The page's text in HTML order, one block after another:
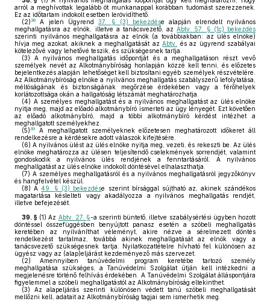
arról a meghívottak legalább öt munkanappal korábban tudomást szerezzenek.
Ez az időtartam indokolt esetben lerövidíthető.
(2)38 A jelen Ügyrend37. § (3) bekezdése alapján elrendelt nyilvános
meghallgatásra az elnök, illetve a tanácsvezető, azAbtv. 57. § (1c) bekezdés
szerinti nyilvános meghallgatásra az elnök (a továbbiakban: az ülés elnöke)
hívja meg azokat, akiknek a meghallgatását azAbtv.
és az ügyrend szabályai
kötelezővé vagy lehetővé teszik, és szükségesnek tartja.
(3) A nyilvános meghallgatás időpontját és a meghallgatáson részt vevő
személyek nevét az Alkotmánybíróság honlapján közzé kell tenni, és előzetes
bejelentkezés alapján lehetőséget kell biztosítani egyéb személyek részvételére.
Az Alkotmánybíróság elnöke a nyilvános meghallgatás szabályszerű lefolytatása,
méltóságának és biztonságának megőrzése érdekében vagy a férőhelyek
korlátozottsága okán a hallgatóság létszámát meghatározhatja.
(4) A személyes meghallgatást és a nyilvános meghallgatást az ülés elnöke
nyitja meg, majd az előadó alkotmánybíró ismerteti az ügy lényegét. Ezt követően
az előadó alkotmánybíró, majd a többi alkotmánybíró kérdést intézhet a
meghallgatott személyekhez.
(5)39
A meghallgatott személyeknek előzetesen meghatározott időkeret áll
rendelkezésre a kérdésekre adott válaszok kifejtésére.
(6) A nyilvános ülést az ülés elnöke nyitja meg, vezeti, és rekeszti be. Az ülés
elnöke meghatározza az ülésen teljesítendő cselekmények sorrendjét, valamint
gondoskodik a nyilvános ülés rendjének a fenntartásáról. A nyilvános
meghallgatást az ülés elnöke indokolt döntésével elhalaszthatja.
(7) A személyes meghallgatásról és a nyilvános meghallgatásról jegyzőkönyv
és hangfelvétel készül.
(8) A49. § (3) bekezdése szerint bírsággal sújtható az, akinek szándékos
magatartása késlelteti vagy akadályozza a nyilvános meghallgatás rendjét,
illetve befejezését.
39. § (1) Az Abtv. 27. §-a szerinti büntető, illetve szabálysértési ügyben hozott
döntéssel összefüggésben benyújtott panasz esetén a szóbeli meghallgatás
keretében az nyilváníthat véleményt, akire nézve a sérelmezett döntés
rendelkezést tartalmaz, továbbá akinek meghallgatását az elnök vagy a
tanácsvezető szükségesnek tartja. Nyilatkozattételre hívható fel különösen az
ügyész vagy az (alap)eljárást kezdeményező más szervezet.
(2) Amennyiben tanúvédelmi program keretébe tartozó személy
meghallgatása szükséges, a Tanúvédelmi Szolgálat útján kell intézkedni a
megjelenésre történő felhívás érdekében. A Tanúvédelmi Szolgálat álláspontjára
figyelemmel a szóbeli meghallgatástól az Alkotmánybíróság eltekinthet.
(3) Az alapeljárás szerinti különösen védett tanú szóbeli meghallgatását
mellőzni kell, adatait az Alkotmánybíróság tagjai sem ismerhetik meg.